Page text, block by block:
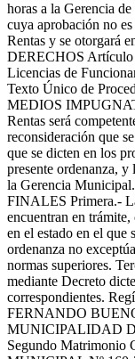
horas a la Gerencia
cuya aprobación no
Rentas y se otorgará
DERECHOS Artículo
Licencias de
Texto Único de
MEDIOS
Rentas será
reconsideración que
que se dicten en los
presente ordenanza, y
la Gerencia
FINALES Primera.-
encuentran en trámite,
en el estado en el que
ordenanza no
normas superiores.
mediante Decreto
correspondientes.
FERNANDO
MUNICIPALIDAD
Segundo